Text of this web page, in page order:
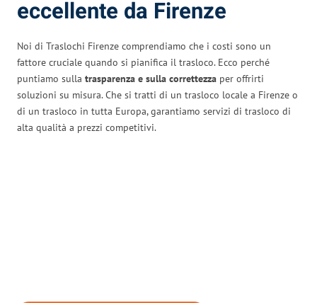
eccellente da Firenze
Noi di Traslochi Firenze comprendiamo che i costi sono un
fattore cruciale quando si pianifica il trasloco. Ecco perché
puntiamo sulla trasparenza e sulla correttezza per offrirti
soluzioni su misura. Che si tratti di un trasloco locale a Firenze o
di un trasloco in tutta Europa, garantiamo servizi di trasloco di
alta qualità a prezzi competitivi.